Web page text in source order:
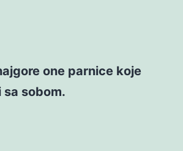
one parnice koje
sa sobom.